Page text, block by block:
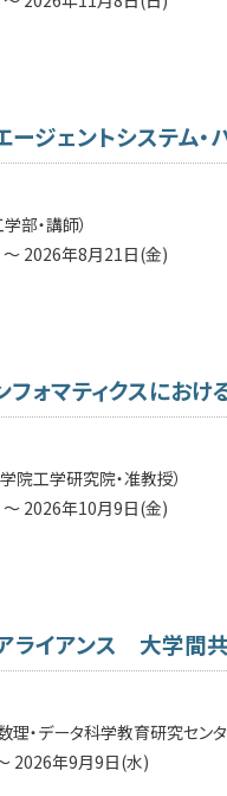
ジェントシステム
部・講師）
～ 2026年8月21日(金)
フォマティクスにお
院工学研究院・准教授）
～ 2026年10月9日(金)
ライアンス 大学
・データ科学教育研究センタ
2026年9月9日(水)